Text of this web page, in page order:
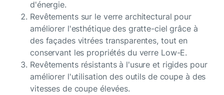
d'énergie.
Revêtements sur le verre architectural pour
améliorer l'esthétique des gratte-ciel grâce à
des façades vitrées transparentes, tout en
conservant les propriétés du verre Low-E.
Revêtements résistants à l'usure et rigides pour
améliorer l'utilisation des outils de coupe à des
vitesses de coupe élevées.